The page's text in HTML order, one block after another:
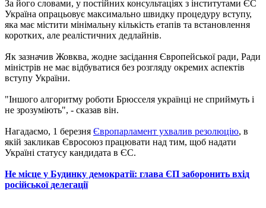
За його словами, у постійних консультаціях з інститутами ЄС
Україна опрацьовує максимально швидку процедуру вступу,
яка має містити мінімальну кількість етапів та встановлення
коротких, але реалістичних дедлайнів.
Як зазначив Жовква, жодне засідання Європейської ради, Ради
міністрів не має відбуватися без розгляду окремих аспектів
вступу України.
"Іншого алгоритму роботи Брюсселя українці не сприймуть і
не зрозуміють", - сказав він.
Нагадаємо, 1 березня Європарламент ухвалив резолюцію, в
якій закликав Євросоюз працювати над тим, щоб надати
Україні статусу кандидата в ЄС.
Не місце у Будинку демократії: глава ЄП заборонить вхід
російської делегації